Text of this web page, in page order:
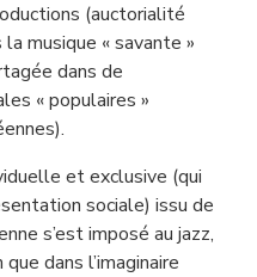
(auctorialité
musique « savante »
dans de
« populaires »
et exclusive (qui
sociale) issu de
s’est imposé au jazz,
dans l’imaginaire